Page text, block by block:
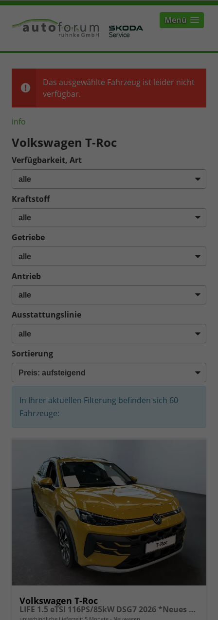
Menü
Das ausgewählte Fahrzeug ist leider nicht
verfügbar.
info
Volkswagen T-Roc
Verfügbarkeit, Art
Kraftstoff
Getriebe
Antrieb
Ausstattungslinie
Sortierung
In Ihrer aktuellen Filterung befinden sich 60
Fahrzeuge:
Volkswagen T-Roc
LIFE 1.5 eTSI 116PS/85kW DSG7 2026 *Neues Modell*